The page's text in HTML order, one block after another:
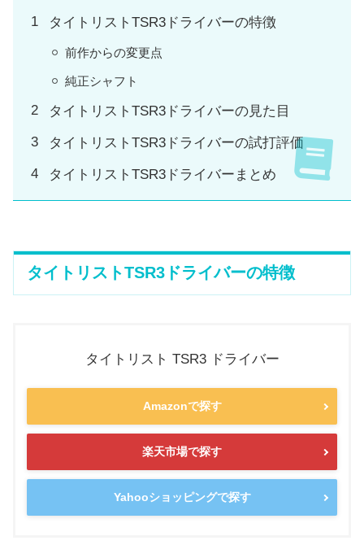
タイトリストTSR3ドライバーの特徴
前作からの変更点
純正シャフト
タイトリストTSR3ドライバーの見た目
タイトリストTSR3ドライバーの試打評価
タイトリストTSR3ドライバーまとめ
タイトリストTSR3ドライバーの特徴
タイトリスト TSR3 ドライバー
Amazonで探す
楽天市場で探す
Yahooショッピングで探す